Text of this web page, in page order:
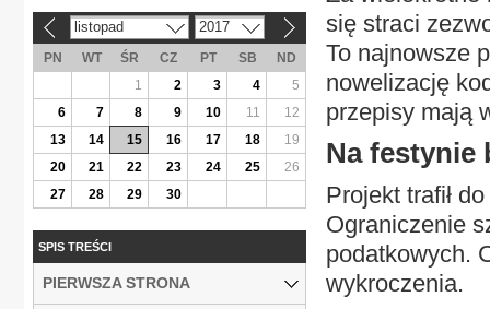
się straci
To najnowsze
nowelizację
przepisy mają
Na festynie
Projekt trafił
Ograniczenie
podatkowych.
wykroczenia.
listopad 2017
PN WT ŚR CZ PT SB
ND
1
2 3 4
5
6
7 8 9 10 11
12
13
14 15 16 17 18
19
20
21 22 23 24 25
26
27
28 29 30
SPIS TREŚCI
PIERWSZA STRONA